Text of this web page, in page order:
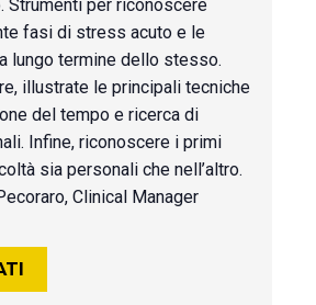
Strumenti per riconoscere
fasi di stress acuto e le
lungo termine dello stesso.
illustrate le principali tecniche
del tempo e ricerca di
Infine, riconoscere i primi
sia personali che nell’altro.
Clinical Manager